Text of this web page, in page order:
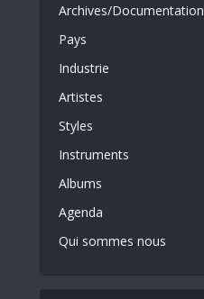
Archives/Documentation
Pays
Industrie
Artistes
Styles
Instruments
Albums
Agenda
Qui sommes nous